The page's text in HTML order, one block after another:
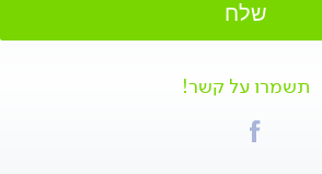
שלח
תשמרו על קשר!